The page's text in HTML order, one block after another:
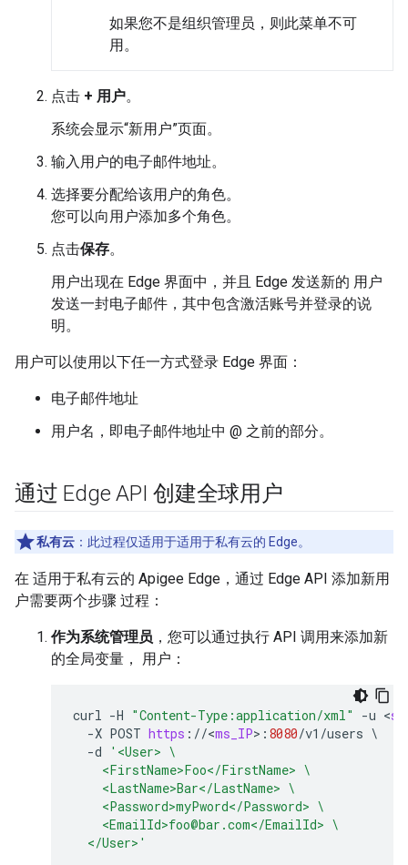
如果您不是组织管理员，则此菜单不可
用。
点击 + 用户。
系统会显示“新用户”页面。
输入用户的电子邮件地址。
选择要分配给该用户的角色。
您可以向用户添加多个角色。
点击保存。
用户出现在 Edge 界面中，并且 Edge 发送新的 用户
发送一封电子邮件，其中包含激活账号并登录的说
明。
用户可以使用以下任一方式登录 Edge 界面：
电子邮件地址
用户名，即电子邮件地址中 @ 之前的部分。
通过 Edge API 创建全球用户
私有云 ：此过程仅适用于适用于私有云的 Edge。
在 适用于私有云的 Apigee Edge，通过 Edge API 添加新用
户需要两个步骤 过程：
作为系统管理员 ，您可以通过执行 API 调用来添加新
的全局变量， 用户：
curl -H "Content-Type:application/xml" -u <
-X POST https : //<ms_IP> : 8080/v1 /users \
-d
'<User> \
    <FirstName>Foo</FirstName> \
    <LastName>Bar</LastName> \
    <Password>myPword</Password> \
    <EmailId>foo@bar.com</EmailId> \
  </User>'